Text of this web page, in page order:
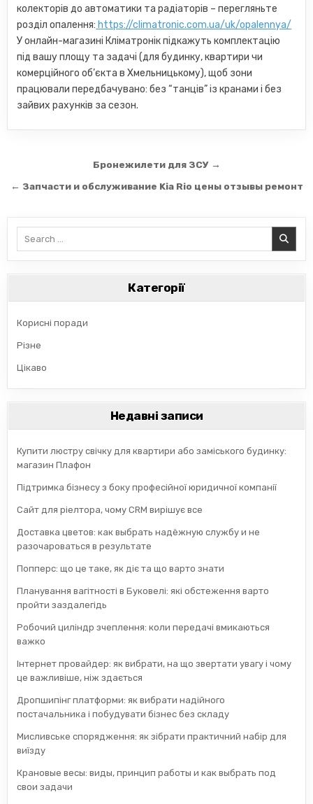
колекторів до автоматики та радіаторів – перегляньте
розділ опалення: https://climatronic.com.ua/uk/opalennya/
У онлайн-магазині Кліматронік підкажуть комплектацію
під вашу площу та задачі (для будинку, квартири чи
комерційного об’єкта в Хмельницькому), щоб зони
працювали передбачувано: без “танців” із кранами і без
зайвих рахунків за сезон.
Навігація
записів
Бронежилети для ЗСУ →
← Запчасти и обслуживание Kia Rio цены отзывы ремонт
Категорії
Корисні поради
Різне
Цікаво
Недавні записи
Купити люстру свічку для квартири або заміського будинку:
магазин Плафон
Підтримка бізнесу з боку професійної юридичної компанії
Сайт для ріелтора, чому CRM вирішує все
Доставка цветов: как выбрать надёжную службу и не
разочароваться в результате
Попперс: що це таке, як діє та що варто знати
Планування вагітності в Буковелі: які обстеження варто
пройти заздалегідь
Робочий циліндр зчеплення: коли передачі вмикаються
важко
Інтернет провайдер: як вибрати, на що звертати увагу і чому
це важливіше, ніж здається
Дропшипінг платформи: як вибрати надійного
постачальника і побудувати бізнес без складу
Мисливське спорядження: як зібрати практичний набір для
виїзду
Крановые весы: виды, принцип работы и как выбрать под
свои задачи